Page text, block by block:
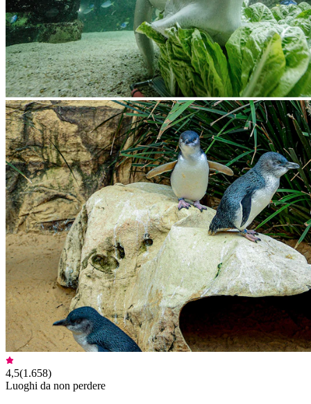
4,5(1.658)
Luoghi da non perdere